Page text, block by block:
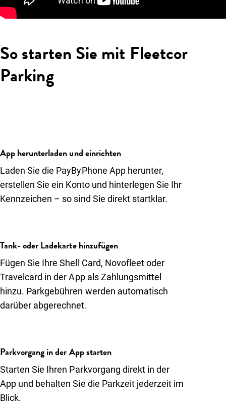
So starten Sie mit Fleetcor
Parking
App herunterladen und einrichten
Laden Sie die PayByPhone App herunter,
erstellen Sie ein Konto und hinterlegen Sie Ihr
Kennzeichen – so sind Sie direkt startklar.
Tank- oder Ladekarte hinzufügen
Fügen Sie Ihre Shell Card, Novofleet oder
Travelcard in der App als Zahlungsmittel
hinzu. Parkgebühren werden automatisch
darüber abgerechnet.
Parkvorgang in der App starten
Starten Sie Ihren Parkvorgang direkt in der
App und behalten Sie die Parkzeit jederzeit im
Blick.